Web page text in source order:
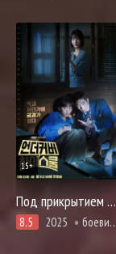
15+
Под прикрытием в старшей школе
8.5 2025 боевики, детектив, дружба, комедия, криминал, расследование, романтика